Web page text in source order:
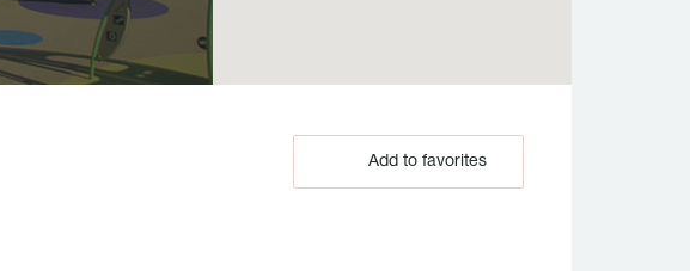
Add to favorites